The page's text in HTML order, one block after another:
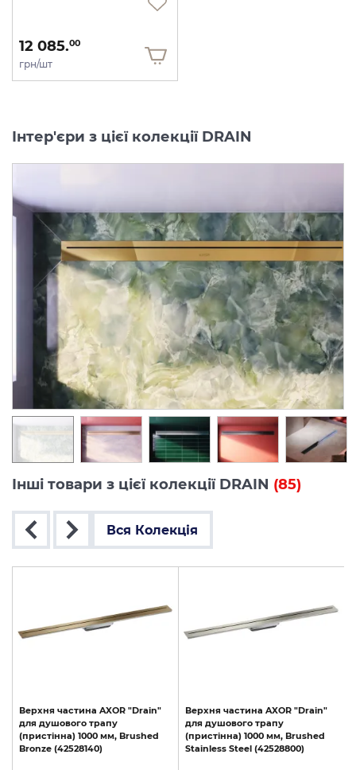
12 085.00
грн/шт
Інтер'єри з цієї колекції DRAIN
Інші товари з цієї колекції DRAIN (85)
Вся Колекція
Верхня частина AXOR "Drain"
для душового трапу
(пристінна) 1000 мм, Brushed
Bronze (42528140)
Верхня частина AXOR "Drain"
для душового трапу
(пристінна) 1000 мм, Brushed
Stainless Steel (42528800)